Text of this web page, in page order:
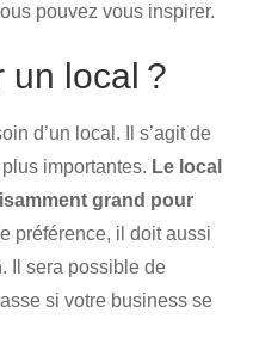
pouvez vous inspirer.
un local ?
d’un local. Il s’agit de
importantes. Le local
grand pour
préférence, il doit aussi
Il sera possible de
si votre business se